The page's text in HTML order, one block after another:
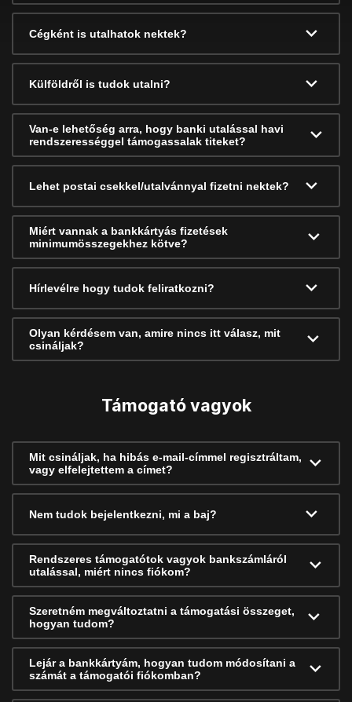
Cégként is utalhatok nektek?
Külföldről is tudok utalni?
Van-e lehetőség arra, hogy banki utalással havi
rendszerességgel támogassalak titeket?
Lehet postai csekkel/utalvánnyal fizetni nektek?
Miért vannak a bankkártyás fizetések
minimumösszegekhez kötve?
Hírlevélre hogy tudok feliratkozni?
Olyan kérdésem van, amire nincs itt válasz, mit
csináljak?
Támogató vagyok
Mit csináljak, ha hibás e-mail-címmel regisztráltam,
vagy elfelejtettem a címet?
Nem tudok bejelentkezni, mi a baj?
Rendszeres támogatótok vagyok bankszámláról
utalással, miért nincs fiókom?
Szeretném megváltoztatni a támogatási összeget,
hogyan tudom?
Lejár a bankkártyám, hogyan tudom módosítani a
számát a támogatói fiókomban?